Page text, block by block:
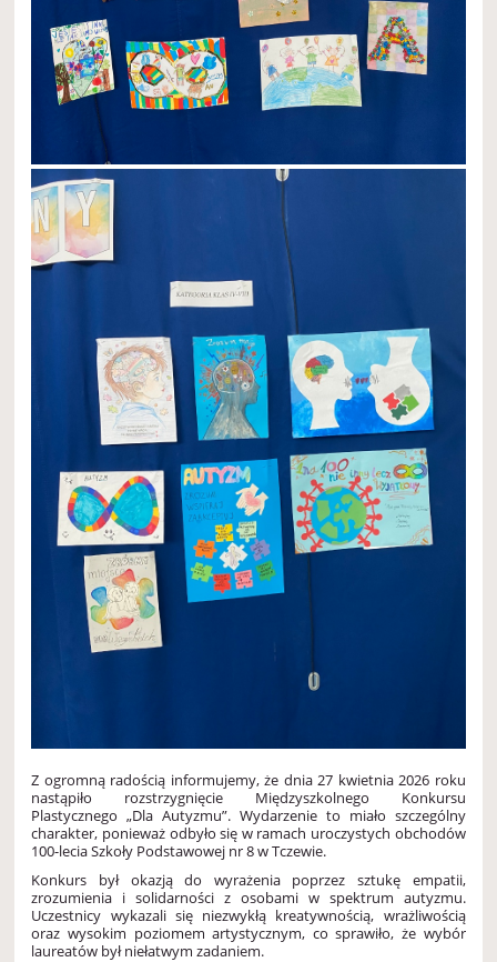
Z ogromną radością informujemy, że dnia 27 kwietnia 2026 roku
nastąpiło rozstrzygnięcie Międzyszkolnego Konkursu
Plastycznego „Dla Autyzmu”. Wydarzenie to miało szczególny
charakter, ponieważ odbyło się w ramach uroczystych obchodów
100-lecia Szkoły Podstawowej nr 8 w Tczewie.
Konkurs był okazją do wyrażenia poprzez sztukę empatii,
zrozumienia i solidarności z osobami w spektrum autyzmu.
Uczestnicy wykazali się niezwykłą kreatywnością, wrażliwością
oraz wysokim poziomem artystycznym, co sprawiło, że wybór
laureatów był niełatwym zadaniem.